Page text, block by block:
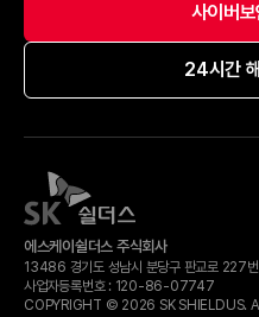
사이버
24시간
에스케이쉴더스 주식회사
13486 경기도 성남시 분당구 판교로 227
사업자등록번호 : 120-​86-​07747
COPYRIGHT © 2026 SK SHIELDUS.